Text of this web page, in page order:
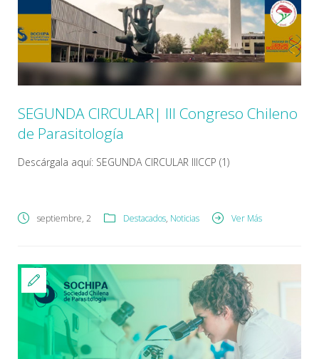
SEGUNDA CIRCULAR| III Congreso Chileno
de Parasitología
Descárgala aquí: SEGUNDA CIRCULAR IIICCP (1)
septiembre, 2 Destacados, Noticias Ver Más